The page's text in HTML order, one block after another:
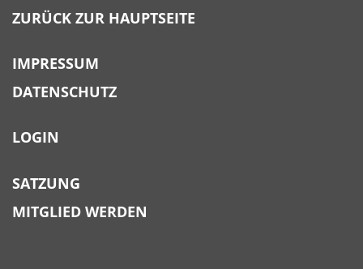
ZURÜCK ZUR HAUPTSEITE
IMPRESSUM
DATENSCHUTZ
LOGIN
SATZUNG
MITGLIED WERDEN